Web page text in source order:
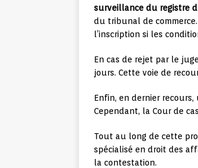
surveillance du registre
du tribunal de
l’inscription si les
En cas de rejet par le
jours. Cette voie de
Enfin, en dernier recours,
Cependant, la Cour de
Tout au long de cette
spécialisé en droit des
la contestation.